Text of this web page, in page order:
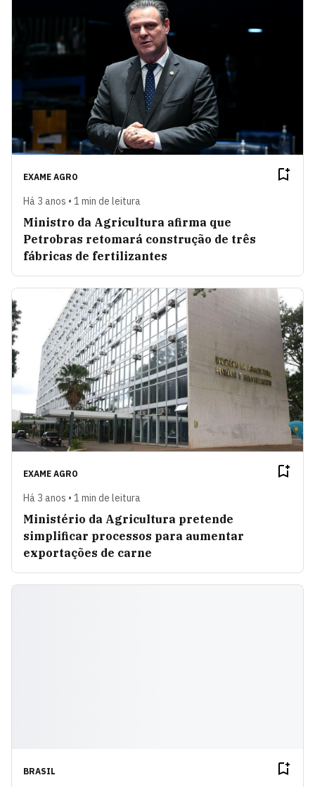
EXAME AGRO
Há 3 anos • 1 min de leitura
Ministro da Agricultura afirma que
Petrobras retomará construção de três
fábricas de fertilizantes
EXAME AGRO
Há 3 anos • 1 min de leitura
Ministério da Agricultura pretende
simplificar processos para aumentar
exportações de carne
BRASIL